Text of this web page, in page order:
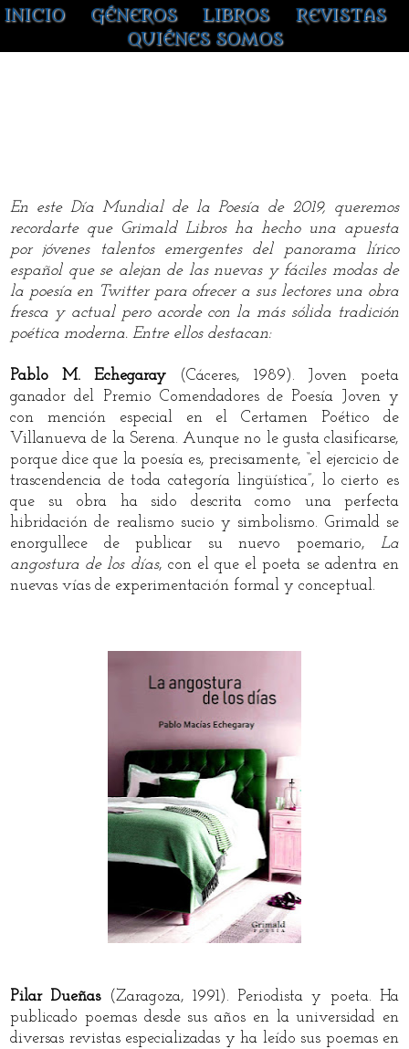
INICIO GÉNEROS LIBROS
REVISTAS
QUIÉNES SOMOS
En este Día Mundial de la Poesía de 2019, queremos
recordarte que Grimald Libros ha hecho una apuesta
por jóvenes talentos emergentes del panorama lírico
español que se alejan de las nuevas y fáciles modas de
la poesía en Twitter para ofrecer a sus lectores una obra
fresca y actual pero acorde con la más sólida tradición
poética moderna. Entre ellos destacan:
Pablo M. Echegaray
(Cáceres, 1989). Joven poeta
ganador del Premio Comendadores de Poesía Joven y
con mención especial en el Certamen Poético de
Villanueva de la Serena. Aunque no le gusta clasificarse,
porque dice que la poesía es, precisamente, “el ejercicio de
trascendencia de toda categoría lingüística”, lo cierto es
que su obra ha sido descrita como una perfecta
hibridación de realismo sucio y simbolismo. Grimald se
enorgullece de publicar su nuevo poemario, La
angostura de los días, con el que el poeta se adentra en
nuevas vías de experimentación formal y conceptual.
Pilar Dueñas(Zaragoza, 1991). Periodista y poeta. Ha
publicado poemas desde sus años en la universidad en
diversas revistas especializadas y ha leído sus poemas en